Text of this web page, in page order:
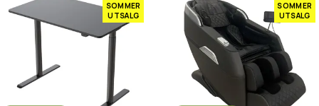
SOMMER
UTSALG
SOMMER
UTSALG